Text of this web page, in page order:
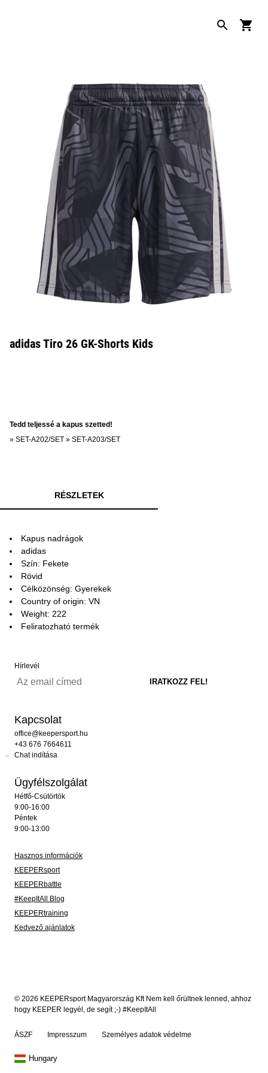
adidas Tiro 26 GK-Shorts Kids
Tedd teljessé a kapus szetted!
» SET-A202/SET » SET-A203/SET
RÉSZLETEK
Kapus nadrágok
adidas
Szín: Fekete
Rövid
Célközönség: Gyerekek
Country of origin: VN
Weight: 222
Feliratozható termék
Hírlevél
Kapcsolat
office@keepersport.hu
+43 676 7664611
Chat indítása
Ügyfélszolgálat
Hétfő-Csütörtök
9:00-16:00
Péntek
9:00-13:00
Hasznos információk
KEEPERsport
KEEPERbattle
#KeepItAll Blog
KEEPERtraining
Kedvező ajánlatok
© 2026 KEEPERsport Magyarország Kft Nem kell őrültnek lenned, ahhoz
hogy KEEPER legyél, de segít ;-) #KeepItAll
ÁSZF Impresszum Személyes adatok védelme
Hungary